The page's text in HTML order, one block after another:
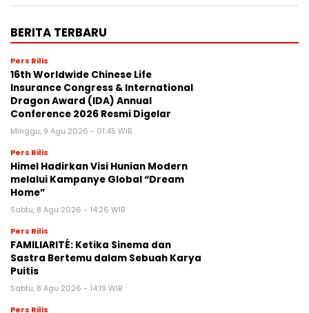
BERITA TERBARU
Pers Rilis
16th Worldwide Chinese Life
Insurance Congress & International
Dragon Award (IDA) Annual
Conference 2026 Resmi Digelar
Minggu, 9 Agu 2026 - 01:45 WIB
Pers Rilis
Himel Hadirkan Visi Hunian Modern
melalui Kampanye Global “Dream
Home”
Sabtu, 8 Agu 2026 - 14:26 WIB
Pers Rilis
FAMILIARITÉ: Ketika Sinema dan
Sastra Bertemu dalam Sebuah Karya
Puitis
Sabtu, 8 Agu 2026 - 14:19 WIB
Pers Rilis